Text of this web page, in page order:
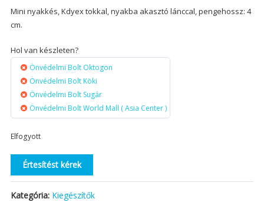
Mini nyakkés, Kdyex tokkal, nyakba akasztó lánccal, pengehossz: 4
cm.
Hol van készleten?
Önvédelmi Bolt Oktogon
Önvédelmi Bolt Köki
Önvédelmi Bolt Sugár
Önvédelmi Bolt World Mall ( Asia Center )
Elfogyott
Értesítést kérek
Kategória: Kiegészítők